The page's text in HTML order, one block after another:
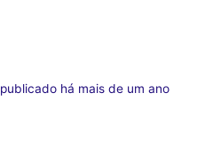
publicado há mais de um ano